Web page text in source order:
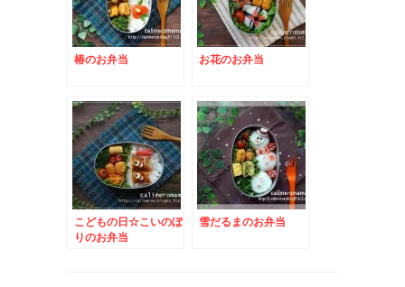
椿のお弁当 お花のお弁当
こどもの日☆こいのぼ
りのお弁当
雪だるまのお弁当